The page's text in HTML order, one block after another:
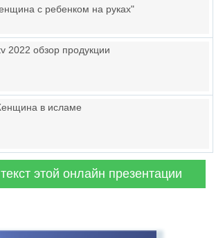
с ребенком на руках"
2022 обзор продукции
в исламе
этой онлайн презентации